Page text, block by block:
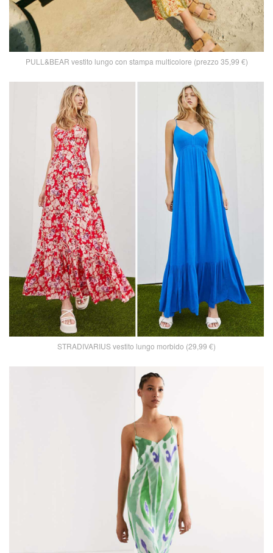
PULL&BEAR vestito lungo con stampa multicolore (prezzo 35,99 €)
STRADIVARIUS vestito lungo morbido (29,99 €)